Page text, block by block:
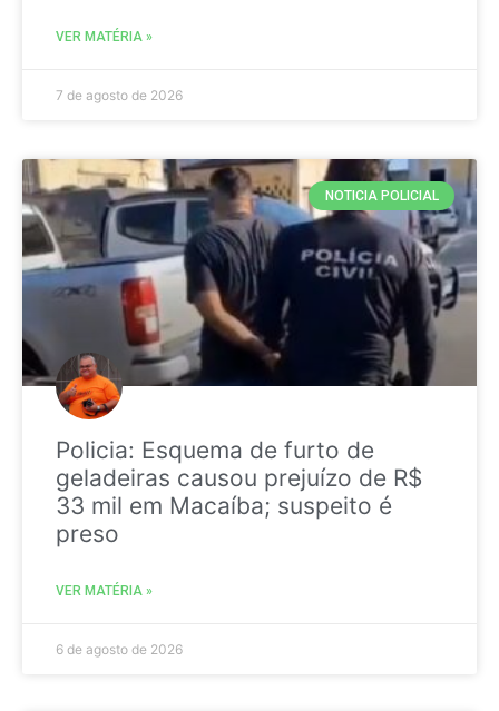
VER MATÉRIA »
7 de agosto de 2026
NOTICIA POLICIAL
Policia: Esquema de furto de
geladeiras causou prejuízo de R$
33 mil em Macaíba; suspeito é
preso
VER MATÉRIA »
6 de agosto de 2026